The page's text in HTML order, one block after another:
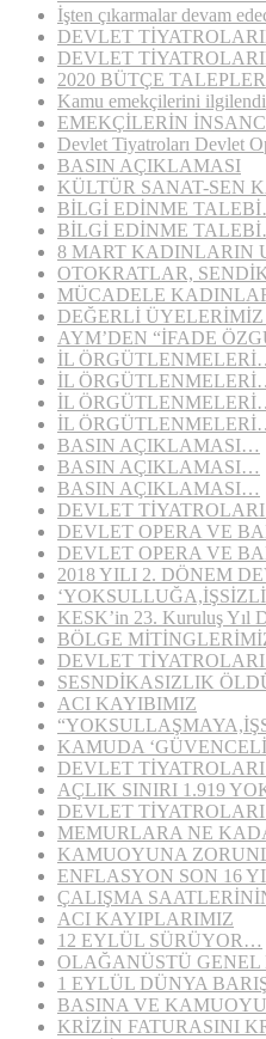
İşten çıkarmalar devam
DEVLET
DEVLET
2020 BÜTÇE
Kamu emekçilerini
EMEKÇİLERİN
Devlet Tiyatroları Devlet
BASIN AÇIKLAMASI
KÜLTÜR SANAT-SEN
BİLGİ EDİNME
BİLGİ EDİNME
8 MART KADINLARIN
OTOKRATLAR,
MÜCADELE
DEĞERLİ
AYM’DEN “İFADE
İL
İL
İL
İL
BASIN AÇIKLAMASI…
BASIN AÇIKLAMASI…
BASIN AÇIKLAMASI…
DEVLET
DEVLET OPERA VE
DEVLET OPERA VE
2018 YILI 2. DÖNEM
KESK’in 23. Kuruluş Yıl
BÖLGE
DEVLET
SESNDİKASIZLIK
ACI KAYIBIMIZ
KAMUDA
DEVLET
AÇLIK SINIRI 1.919
DEVLET
MEMURLARA NE
KAMUOYUNA
ENFLASYON SON 16
ÇALIŞMA
ACI KAYIPLARIMIZ
12 EYLÜL SÜRÜYOR…
OLAĞANÜSTÜ
1 EYLÜL DÜNYA
BASINA VE
KRİZİN FATURASINI